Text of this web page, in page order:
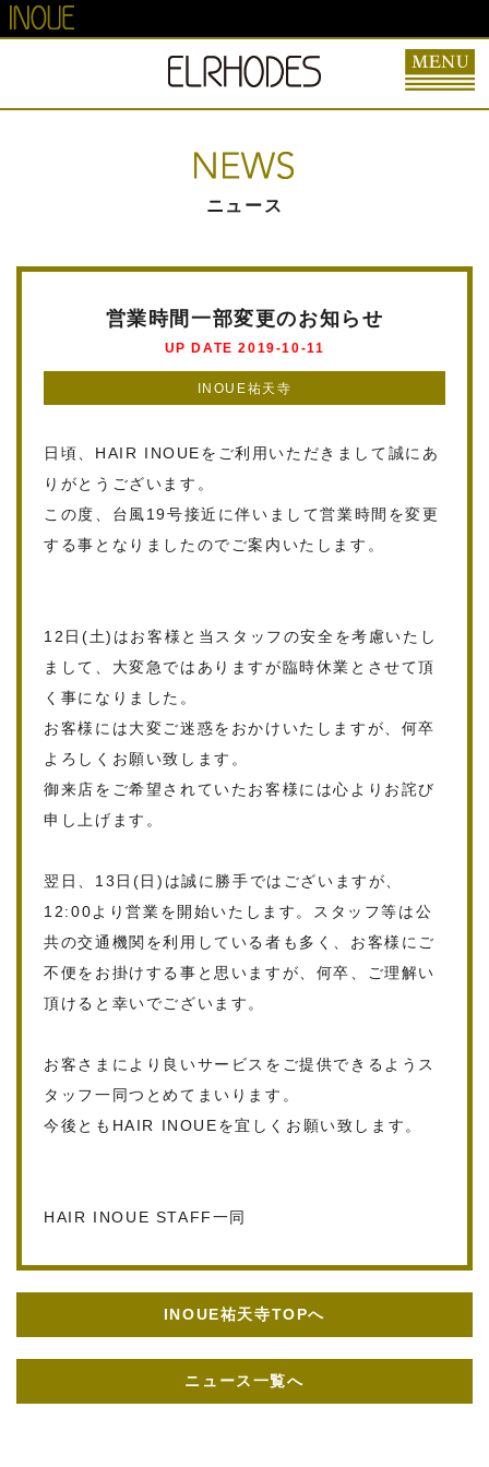
ニュース
営業時間一部変更のお知らせ
UP DATE 2019-10-11
INOUE祐天寺
日頃、HAIR INOUEをご利用いただきまして誠にあ
りがとうございます。
この度、台風19号接近に伴いまして営業時間を変更
する事となりましたのでご案内いたします。
12日(土)はお客様と当スタッフの安全を考慮いたし
まして、大変急ではありますが臨時休業とさせて頂
く事になりました。
お客様には大変ご迷惑をおかけいたしますが、何卒
よろしくお願い致します。
御来店をご希望されていたお客様には心よりお詫び
申し上げます。
翌日、13日(日)は誠に勝手ではございますが、
12:00より営業を開始いたします。スタッフ等は公
共の交通機関を利用している者も多く、お客様にご
不便をお掛けする事と思いますが、何卒、ご理解い
頂けると幸いでございます。
お客さまにより良いサービスをご提供できるようス
タッフ一同つとめてまいります。
今後ともHAIR INOUEを宜しくお願い致します。
HAIR INOUE STAFF一同
INOUE祐天寺TOPへ
ニュース一覧へ